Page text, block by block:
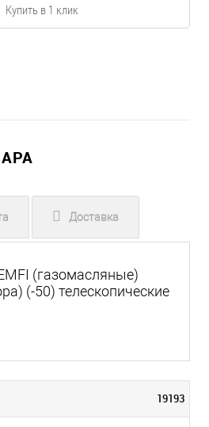
Купить в 1 клик
Доставка
(газомасляные)
(-50) телескопические
19193